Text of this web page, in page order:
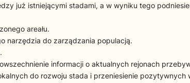
już istniejącymi stadami, a w wyniku tego
areału.
narzędzia do zarządzania populacją.
informacji o aktualnych rejonach
do rozwoju stada i przeniesienie pozytywnych